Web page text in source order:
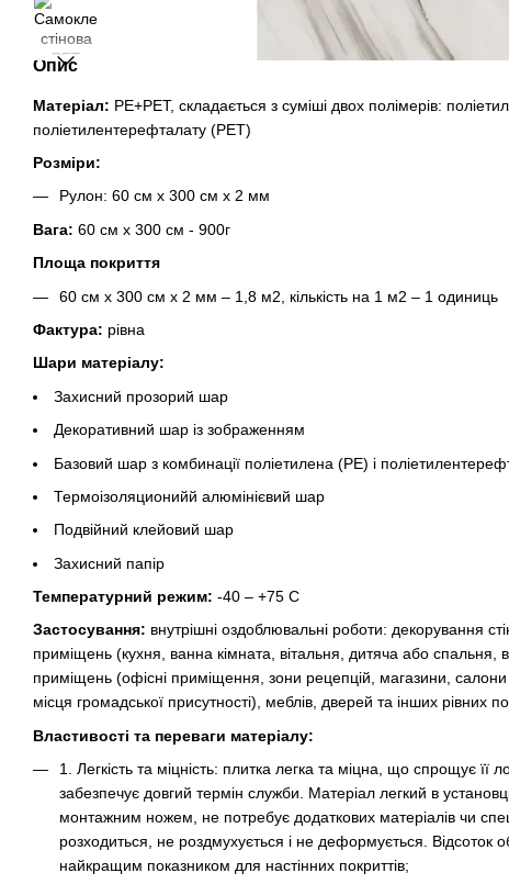
Опис
Матеріал: PE+PET, складається з суміші двох полімерів:
поліетилентерефталату (PET)
Розміри:
Рулон: 60 см х 300 см х 2 мм
Вага: 60 см х 300 см - 900г
Площа покриття
60 см х 300 см х 2 мм – 1,8 м2, кількість на 1 м2 – 1 одиниць
Фактура: рівна
Шари матеріалу:
Захисний прозорий шар
Декоративний шар із зображенням
Базовий шар з комбинації поліетилена (PE) і
Термоізоляционийй алюмінієвий шар
Подвійний клейовий шар
Захисний папір
Температурний режим: -40 – +75 С
Застосування: внутрішні оздоблювальні роботи: декорування
приміщень (кухня, ванна кімната, вітальня, дитяча або спальня,
приміщень (офісні приміщення, зони рецепцій, магазини,
місця громадської присутності), меблів, дверей та інших рівних
Властивості та переваги матеріалу:
1. Легкість та міцність: плитка легка та міцна, що спрощує її
забезпечує довгий термін служби. Матеріал легкий в
монтажним ножем, не потребує додаткових матеріалів чи
розходиться, не роздмухується і не деформується. Відсоток
найкращим показником для настінних покриттів;